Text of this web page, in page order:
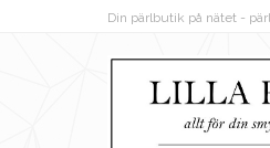
Din pärlbutik på nätet -